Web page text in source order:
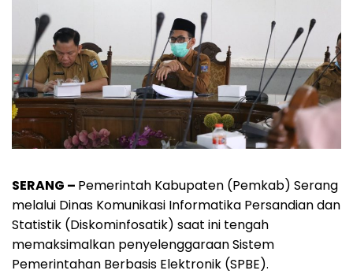
SERANG – Pemerintah Kabupaten (Pemkab) Serang
melalui Dinas Komunikasi Informatika Persandian dan
Statistik (Diskominfosatik) saat ini tengah
memaksimalkan penyelenggaraan Sistem
Pemerintahan Berbasis Elektronik (SPBE).